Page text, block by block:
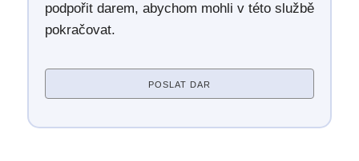
podpořit darem, abychom mohli v této službě
pokračovat.
POSLAT DAR